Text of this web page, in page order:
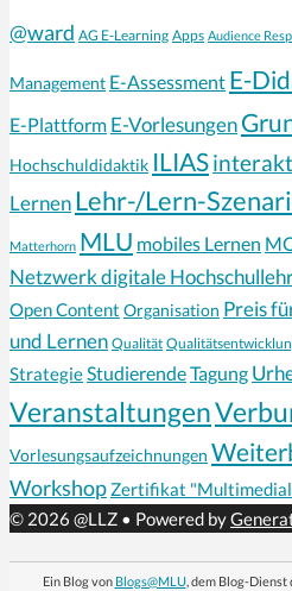
@ward AG E-Learning Apps Audience
Management E-Assessment E-
E-Plattform E-Vorlesungen
Hochschuldidaktik ILIAS
LernenLehr-/Lern-
Matterhorn MLU mobiles Lernen
Netzwerk digitale
Open Content Organisation Preis
und Lernen Qualität
StrategieStudierendeTagung
Veranstaltungen
Vorlesungsaufzeichnungen
Workshop Zertifikat
© 2026 @LLZ • Powered by
Ein Blog von Blogs@MLU, dem Blog-Dienst